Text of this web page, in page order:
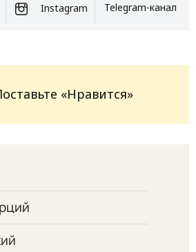
Instagram Telegram-канал
«Нравится»